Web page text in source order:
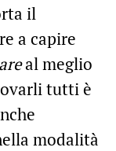
il
a capire
al meglio
tutti è
modalità